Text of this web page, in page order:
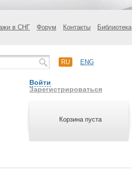
в СНГ Форум Контакты Библиотека
RU ENG
Войти
Зарегистрироваться
Корзина пуста